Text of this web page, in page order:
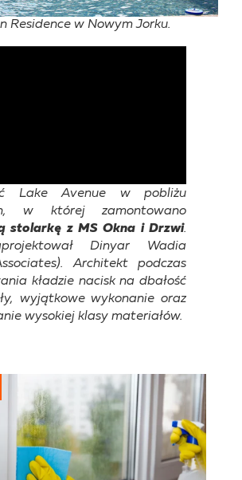
Residence w Nowym Jorku.
Lake Avenue w pobliżu
w której zamontowano
stolarkę z MS Okna i Drzwi.
Dinyar Wadia
Architekt podczas
kładzie nacisk na dbałość
wyjątkowe wykonanie oraz
wysokiej klasy materiałów.